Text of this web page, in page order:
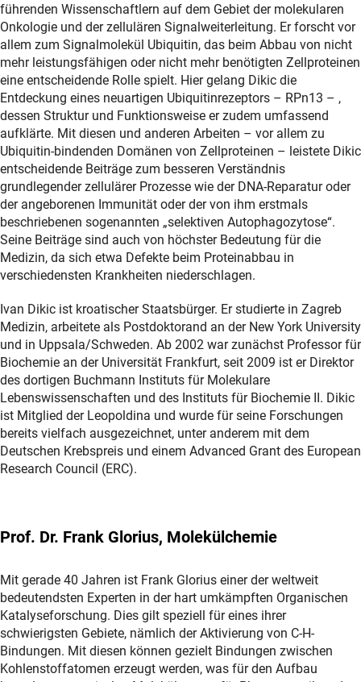
führenden Wissenschaftlern auf dem Gebiet der molekularen
Onkologie und der zellulären Signalweiterleitung. Er forscht vor
allem zum Signalmolekül Ubiquitin, das beim Abbau von nicht
mehr leistungsfähigen oder nicht mehr benötigten Zellproteinen
eine entscheidende Rolle spielt. Hier gelang Dikic die
Entdeckung eines neuartigen Ubiquitinrezeptors – RPn13 – ,
dessen Struktur und Funktionsweise er zudem umfassend
aufklärte. Mit diesen und anderen Arbeiten – vor allem zu
Ubiquitin-bindenden Domänen von Zellproteinen – leistete Dikic
entscheidende Beiträge zum besseren Verständnis
grundlegender zellulärer Prozesse wie der DNA-Reparatur oder
der angeborenen Immunität oder der von ihm erstmals
beschriebenen sogenannten „selektiven Autophagozytose“.
Seine Beiträge sind auch von höchster Bedeutung für die
Medizin, da sich etwa Defekte beim Proteinabbau in
verschiedensten Krankheiten niederschlagen.
Ivan Dikic ist kroatischer Staatsbürger. Er studierte in Zagreb
Medizin, arbeitete als Postdoktorand an der New York University
und in Uppsala/Schweden. Ab 2002 war zunächst Professor für
Biochemie an der Universität Frankfurt, seit 2009 ist er Direktor
des dortigen Buchmann Instituts für Molekulare
Lebenswissenschaften und des Instituts für Biochemie II. Dikic
ist Mitglied der Leopoldina und wurde für seine Forschungen
bereits vielfach ausgezeichnet, unter anderem mit dem
Deutschen Krebspreis und einem Advanced Grant des European
Research Council (ERC).
Prof. Dr. Frank Glorius, Molekülchemie
Mit gerade 40 Jahren ist Frank Glorius einer der weltweit
bedeutendsten Experten in der hart umkämpften Organischen
Katalyseforschung. Dies gilt speziell für eines ihrer
schwierigsten Gebiete, nämlich der Aktivierung von C-H-
Bindungen. Mit diesen können gezielt Bindungen zwischen
Kohlenstoffatomen erzeugt werden, was für den Aufbau